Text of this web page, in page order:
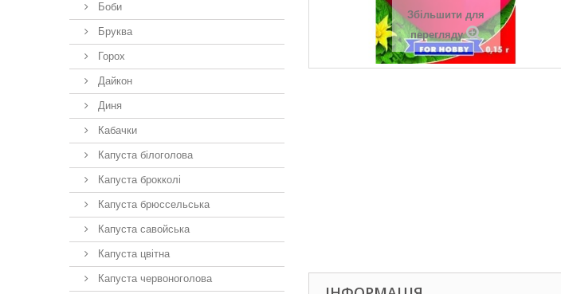
Боби
Бруква
Горох
Дайкон
Диня
Кабачки
Капуста білоголова
Капуста брокколі
Капуста брюссельська
Капуста савойська
Капуста цвітна
Капуста червоноголова
Збільшити для
перегляду